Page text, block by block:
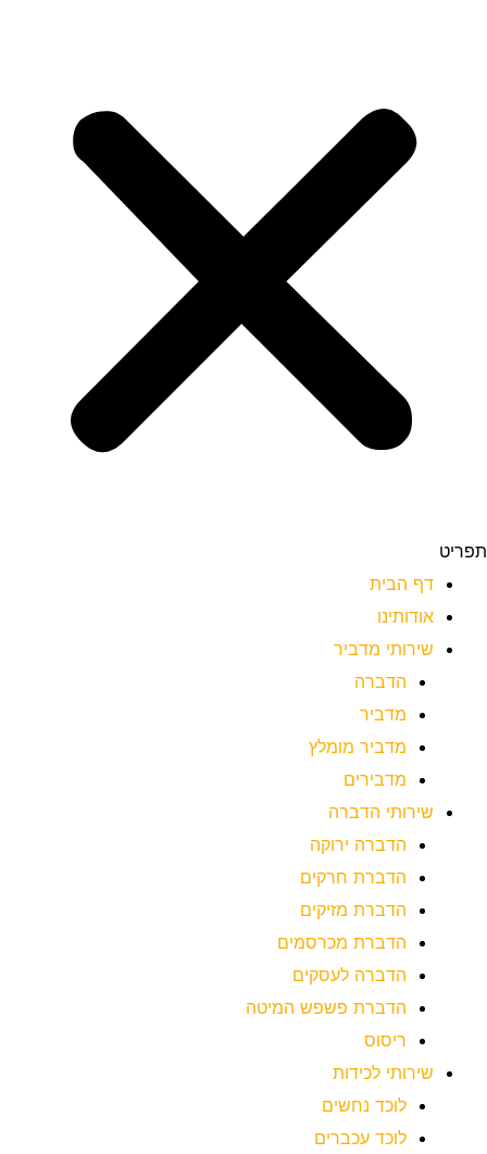
תפריט
דף הבית
אודותינו
שירותי מדביר
הדברה
מדביר
מדביר מומלץ
מדבירים
שירותי הדברה
הדברה ירוקה
הדברת חרקים
הדברת מזיקים
הדברת מכרסמים
הדברה לעסקים
הדברת פשפש המיטה
ריסוס
שירותי לכידות
לוכד נחשים
לוכד עכברים